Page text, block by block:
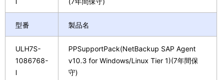
型番 製品名
ULH7S-
1086768-
I
PPSupportPack(NetBackup SAP Agent
v10.3 for Windows/Linux Tier 1)(7年間保
守)